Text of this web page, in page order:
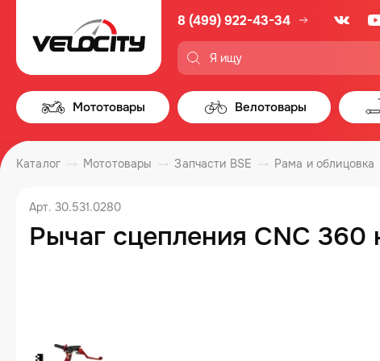
8 (499) 922-43-34
Мототовары Велотовары
Каталог Мототовары Запчасти BSE Рама и облицовка
Арт. 30.531.0280
Рычаг сцепления CNC